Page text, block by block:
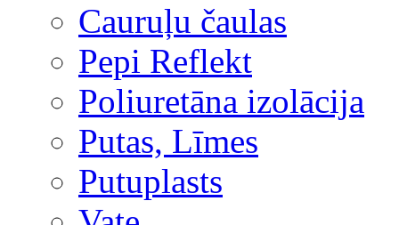
Cauruļu čaulas
Pepi Reflekt
Poliuretāna izolācija
Putas, Līmes
Putuplasts